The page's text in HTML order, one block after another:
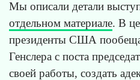
Мы описали детали
отдельном материале. В
президенты США
Генслера с поста
своей работы, создать